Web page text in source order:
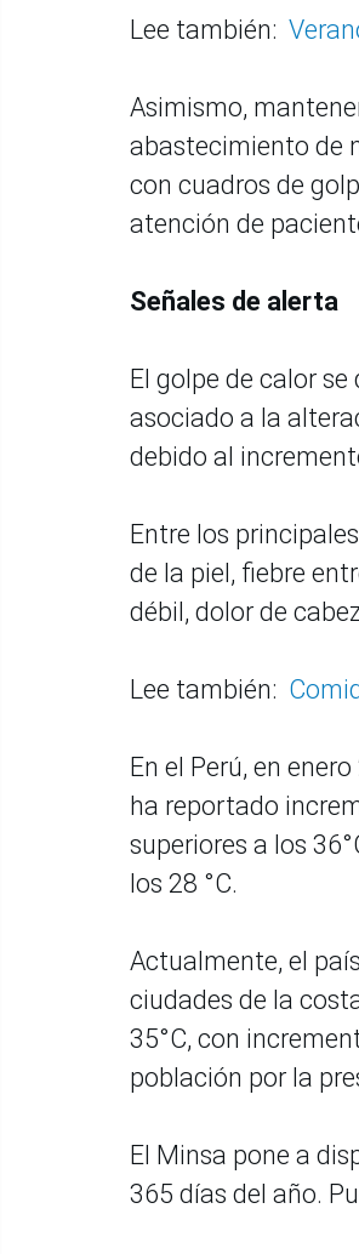
Lee también:
Asimismo,
abastecimiento de
con cuadros de
atención de
Señales de alerta
El golpe de calor
asociado a la
debido al
Entre los
de la piel, fiebre
débil, dolor de
Lee también:
En el Perú, en
ha reportado
superiores a los
los 28 °C.
Actualmente, el
ciudades de la
35°C, con
población por la
El Minsa pone a
365 días del año.